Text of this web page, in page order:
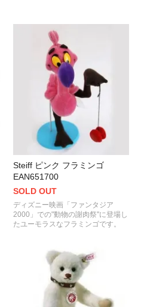
Steiff ピンク フラミンゴ
EAN651700
SOLD OUT
ディズニー映画「ファンタジア
2000」での"動物の謝肉祭"に登場し
たユーモラスなフラミンゴです。